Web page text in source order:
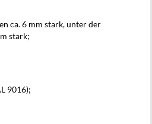
ca. 6 mm stark, unter der
stark;
9016);